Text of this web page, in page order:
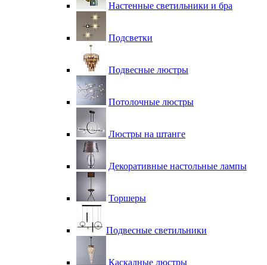
Настенные светильники и бра
Подсветки
Подвесные люстры
Потолочные люстры
Люстры на штанге
Декоративные настольные лампы
Торшеры
Подвесные светильники
Каскадные люстры